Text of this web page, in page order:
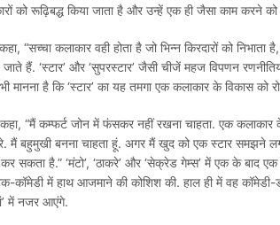
को रूढ़िबद्ध किया जाता है और उन्हें एक ही जैसा काम करने को
“सच्चा कलाकार वही होता है जो भिन्न किरदारों को
जाते हैं. ‘स्टार’ और ‘सुपरस्टार’ जैसी चीजें महज विपणन
मानना है कि ‘स्टार’ का यह तमगा एक कलाकार के विकास को
कहा, “मैं कम्फर्ट जोन में फंसकर नहीं रखना चाहता. एक
मैं बहुमुखी बनना चाहता हूं. अगर मैं खुद को एक स्टार
कर सकता है.” ‘मंटो’, ‘ठाकरे’ और ‘सेक्रेड गेम्स’ में एक के बाद
कॉमेडी में हाथ आजमाने की कोशिश की. हाल ही में वह
में नजर आएंगे.